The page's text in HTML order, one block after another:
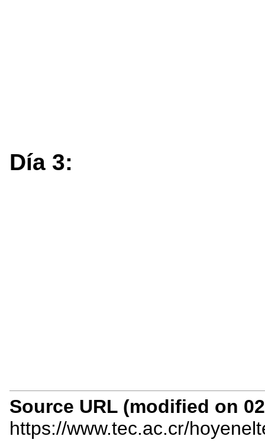
Día 3:
Source URL (modified on
https://www.tec.ac.cr/